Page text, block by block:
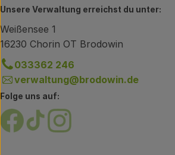
Unsere Verwaltung erreichst du unter:
Weißensee 1
16230 Chorin OT Brodowin
033362 246
verwaltung@brodowin.de
Folge uns auf:
Externer Link zu https://
Externer Link zu https://
Externer Link zu